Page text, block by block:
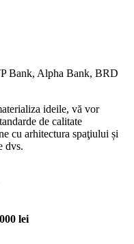
ideile, vă vor
de calitate
cu arhitectura spaţiului și
dvs.
lei